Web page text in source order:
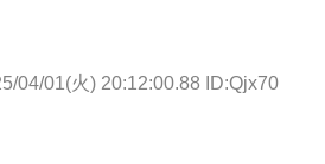
04/01(火) 20:12:00.88 ID:Qjx70